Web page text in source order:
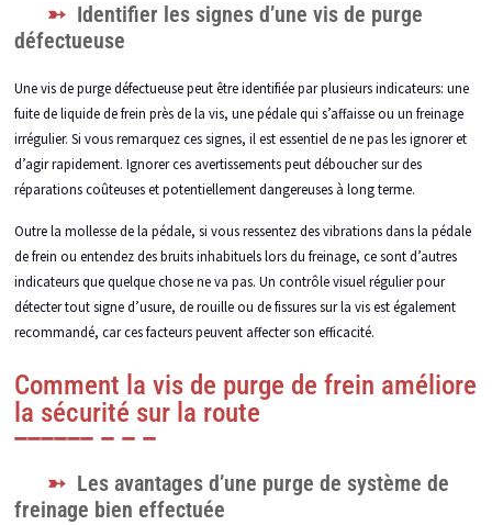
Identifier les signes d’une vis de purge
défectueuse
Une vis de purge défectueuse peut être identifiée par plusieurs indicateurs: une
fuite de liquide de frein près de la vis, une pédale qui s’affaisse ou un freinage
irrégulier. Si vous remarquez ces signes, il est essentiel de ne pas les ignorer et
d’agir rapidement. Ignorer ces avertissements peut déboucher sur des
réparations coûteuses et potentiellement dangereuses à long terme.
Outre la mollesse de la pédale, si vous ressentez des vibrations dans la pédale
de frein ou entendez des bruits inhabituels lors du freinage, ce sont d’autres
indicateurs que quelque chose ne va pas. Un contrôle visuel régulier pour
détecter tout signe d’usure, de rouille ou de fissures sur la vis est également
recommandé, car ces facteurs peuvent affecter son efficacité.
Comment la vis de purge de frein améliore
la sécurité sur la route
Les avantages d’une purge de système de
freinage bien effectuée